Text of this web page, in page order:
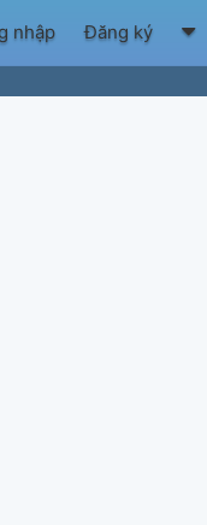
nhập Đăng ký